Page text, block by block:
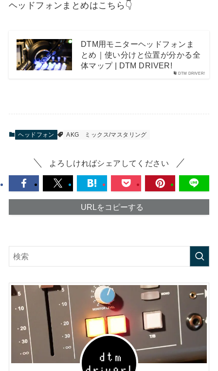
ヘッドフォンまとめはこちら👇
DTM DRIVER!
DTM用モニターヘッドフォンま
とめ｜使い分けと位置が分かる全
体マップ | DTM DRIVER!
ヘッドフォン AKG ミックス/マスタリング
よろしければシェアしてください
URLをコピーする